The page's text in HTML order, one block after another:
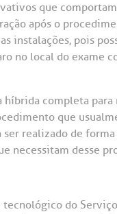
que
após o
instalações, pois
no local do exame
híbrida completa para
que
ser realizado de
necessitam desse
do